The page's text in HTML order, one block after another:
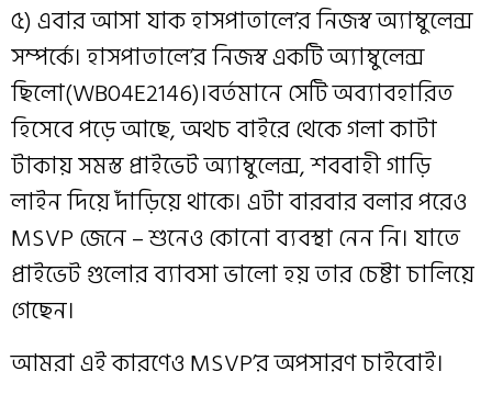
৫) এবার আসা যাক হাসপাতালে’র নিজস্ব অ্যাম্বুলেন্স
সম্পর্কে। হাসপাতালে’র নিজস্ব একটি অ্যাম্বুলেন্স
ছিলো(WB04E2146)।বর্তমানে সেটি অব্যাবহারিত
হিসেবে পড়ে আছে, অথচ বাইরে থেকে গলা কাটা
টাকায় সমস্ত প্রাইভেট অ্যাম্বুলেন্স, শববাহী গাড়ি
লাইন দিয়ে দাঁড়িয়ে থাকে। এটা বারবার বলার পরেও
MSVP জেনে – শুনেও কোনো ব্যবস্থা নেন নি। যাতে
প্রাইভেট গুলোর ব্যাবসা ভালো হয় তার চেষ্টা চালিয়ে
গেছেন।
আমরা এই কারণেও MSVP’র অপসারণ চাইবোই।